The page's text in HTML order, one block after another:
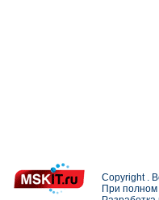
Copyright .
При полном